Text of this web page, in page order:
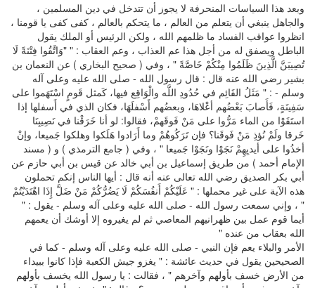
وبعد هذا السياسات المنحرفة لا يجوز أن تتدخل في دين المسلمين ،
والجاهل ينبغي أن يتعلم من العالم ، ما يتحكم بالعالم ، كفى كفى يا قومنا ،
انظروا عواقب الفساد ما ظلمهم الله ، ولكن الرئيس أو الملك يقول
الباطل ويصفق له من أجل هذا عم العذاب ، وعم العقاب : " "وَاتَّقُوا فِتْنَةً لَا
تُصِيبَنَّ الَّذِينَ ظَلَمُوا مِنْكُمْ خَاصَّةً " ، وفي ( صحيح البخاري ) عن النعمان بن
بشير رضي الله عنه قال : قال رسول الله - صلى الله عليه وعلى آله
وسلم - : " مَثَلُ القَائِم في حُدُودِ اللَّه والْوَاقِع فيها، كَمثل قَومٍ اسْتَهَموا على
سَفِينَةٍ، فَأَصابَ بَعْضُهم أعْلاهَا، وبعضُهم أَسْفلَهَا، فكان الذي في أَسفلها إذا
استَقَوْا من الماء مَرُّوا على مَنْ فَوقَهمْ، فقالوا: لو أنا خَرَقْنا في نَصِيبِنَا
خَرقا ولَمْ نُؤذِ مَنْ فَوقَنا؟ فإن تَرَكُوهُمْ وما أَرَادوا هَلَكوا وهلكوا جَميعا، وإنْ
أخذُوا على أيديِهِمْ نَجَوْا ونَجَوْا جَميعا " ، وفي ( جامع الترمذي ) و ( مسند
الإمام أحمد ) من طريق إسماعيل بن أبي خالد عن قيس بن أبي حازم عن
أبي بكر الصديق رضي الله تعالى عنه أنه قال : أيها الناس إنكم تحملون
هذه الآية على غير محملها : " عَلَيْكُمْ أَنفُسَكُمْ لَا يَضُرُّكُمْ مَنْ ضَلَّ إِذَا اهْتَدَيْتُمْ
" ، وإني سمعت رسول الله - صلى الله عليه وعلى آله وسلم - يقول : "
أيما قوم عمل بين ظهرانيهم المعاصي ثم لم يغيروه إلا أوشك أن يعمهم
الله بعقاب من عنده "
الأمر والبلاء يعم فإن النبي - صلى الله عليه وعلى آله وسلم - كما في
الصحيحين يقول في حديث عائشة : " يغزو جيش الكعبة فإذا كانوا ببيداء
من الأرض خسف بأولهم وآخرهم " ، فقالت : يا رسول الله يخسف بأولهم